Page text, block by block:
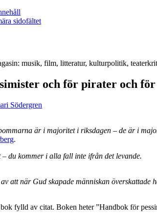
sidofältet
musik, film, litteratur, kulturpolitik,
och för pirater och
Södergren
är i majoritet i riksdagen – de är i
.
du kommer i alla fall inte ifrån det levande.
att när Gud skapade människan överskattade
fylld av citat. Boken heter ”Handbok för